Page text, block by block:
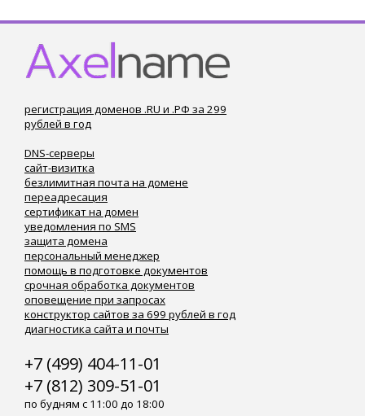
регистрация доменов .RU и .РФ за 299
рублей в год
DNS-серверы
сайт-визитка
безлимитная почта на домене
переадресация
сертификат на домен
уведомления по SMS
защита домена
персональный менеджер
помощь в подготовке документов
срочная обработка документов
оповещение при запросах
конструктор сайтов за 699 рублей в год
диагностика сайта и почты
+7 (499) 404-11-01
+7 (812) 309-51-01
по будням с 11:00 до 18:00